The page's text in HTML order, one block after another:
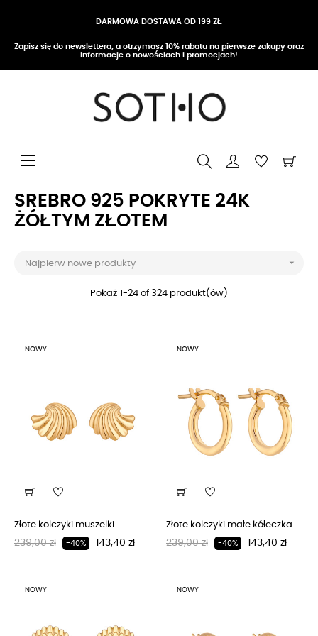
DARMOWA DOSTAWA OD 199 ZŁ
Zapisz się do newslettera, a otrzymasz 10% rabatu na pierwsze zakupy oraz
informacje o nowościach i promocjach!
Przełącz nawigację
☰
SREBRO 925 POKRYTE 24K
ŻÓŁTYM ZŁOTEM
Najpierw nowe produkty 
Pokaż 1-24 of 324 produkt(ów)
NOWY
Złote kolczyki muszelki
Regularna cena
239,00 zł -40% Cena
143,40 zł
NOWY
Złote kolczyki małe kółeczka
Regularna cena
239,00 zł -40% Cena
143,40 zł
NOWY NOWY